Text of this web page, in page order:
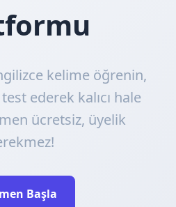
kelime öğrenin,
ederek kalıcı hale
ücretsiz, üyelik
Başla